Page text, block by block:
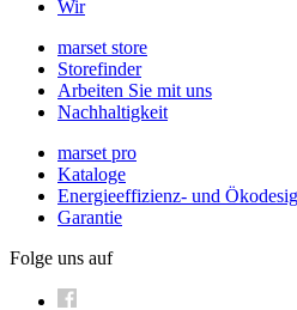
Wir
marset store
Storefinder
Arbeiten Sie mit uns
Nachhaltigkeit
marset pro
Kataloge
Energieeffizienz- und
Garantie
Folge uns auf